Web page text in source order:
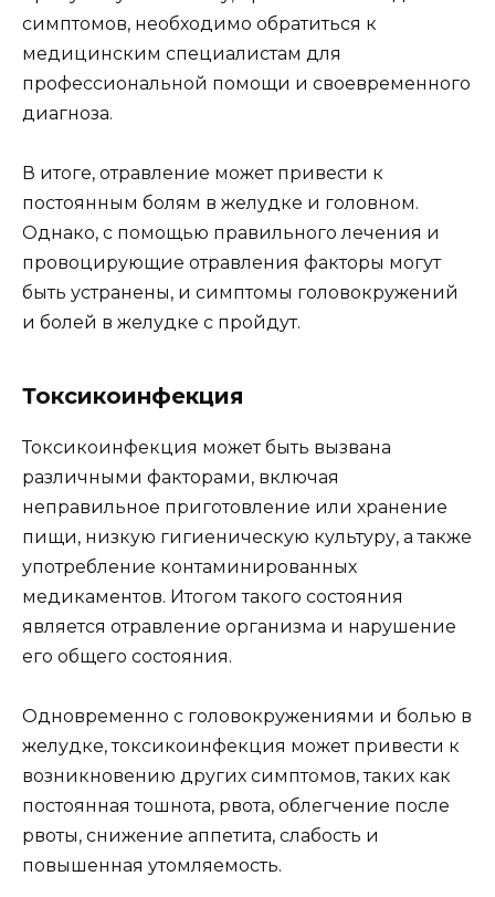
симптомов, необходимо обратиться к
медицинским специалистам для
профессиональной помощи и своевременного
диагноза.
В итоге, отравление может привести к
постоянным болям в желудке и головном.
Однако, с помощью правильного лечения и
провоцирующие отравления факторы могут
быть устранены, и симптомы головокружений
и болей в желудке с пройдут.
Токсикоинфекция
Токсикоинфекция может быть вызвана
различными факторами, включая
неправильное приготовление или хранение
пищи, низкую гигиеническую культуру, а также
употребление контаминированных
медикаментов. Итогом такого состояния
является отравление организма и нарушение
его общего состояния.
Одновременно с головокружениями и болью в
желудке, токсикоинфекция может привести к
возникновению других симптомов, таких как
постоянная тошнота, рвота, облегчение после
рвоты, снижение аппетита, слабость и
повышенная утомляемость.